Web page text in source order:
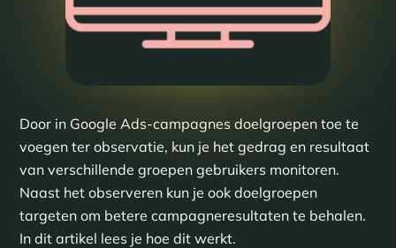
Door in Google Ads-campagnes doelgroepen toe te
voegen ter observatie, kun je het gedrag en resultaat
van verschillende groepen gebruikers monitoren.
Naast het observeren kun je ook doelgroepen
targeten om betere campagneresultaten te behalen.
In dit artikel lees je hoe dit werkt.